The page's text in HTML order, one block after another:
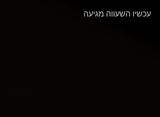
עכשיו השעווה מגיעה